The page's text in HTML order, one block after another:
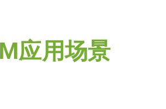
应用场景